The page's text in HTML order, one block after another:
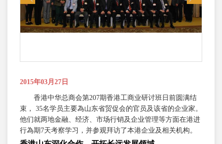
2015年03月27日
香港中华总商会第207期香港工商业研讨班日前圆满结
束， 35名学员主要為山东省贸促会的官员及该省的企业家。
他们就两地金融、经济、市场行销及企业管理等方面在港进
行為期7天考察学习，并参观拜访了本港企业及相关机构。